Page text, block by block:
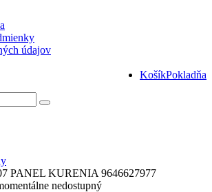
údajov
KošíkPokladňa
PANEL KURENIA 9646627977
nedostupný